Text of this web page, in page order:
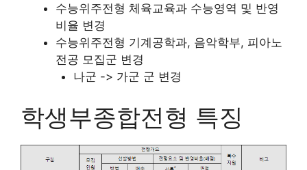
수능위주전형 체육교육과 수능영역 및 반영
비율 변경
수능위주전형 기계공학과, 음악학부, 피아노
전공 모집군 변경
나군 -> 가군 군 변경
학생부종합전형 특징